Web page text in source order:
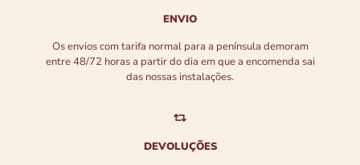
ENVIO
Os envios com tarifa normal para a península demoram
entre 48/72 horas a partir do dia em que a encomenda sai
das nossas instalações.
DEVOLUÇÕES